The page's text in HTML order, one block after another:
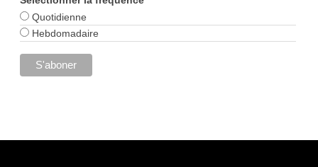
Quotidienne
Hebdomadaire